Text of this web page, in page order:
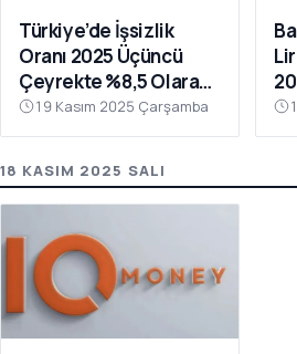
Türkiye’de İşsizlik
Oranı 2025 Üçüncü
Çeyrekte %8,5 Olarak
Gerçekleşti
19 Kasım 2025 Çarşamba
18 KASIM 2025 SALI